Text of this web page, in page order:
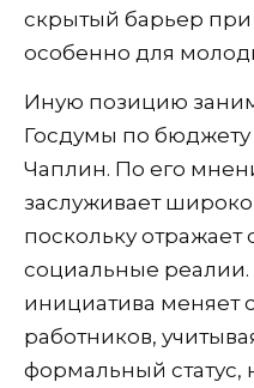
скрытый барьер при
особенно для
Иную позицию
Госдумы по
Чаплин. По его
заслуживает
поскольку
социальные реалии.
инициатива меняет
работников,
формальный статус,